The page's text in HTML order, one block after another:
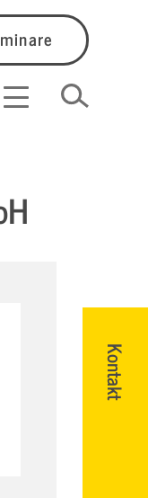
Kontakt